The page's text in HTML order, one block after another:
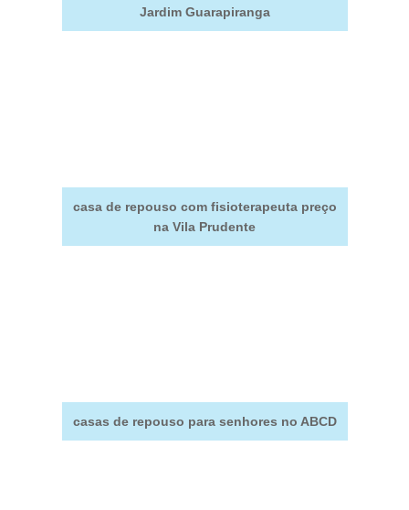
Jardim Guarapiranga
casa de repouso com fisioterapeuta preço
na Vila Prudente
casas de repouso para senhores no ABCD